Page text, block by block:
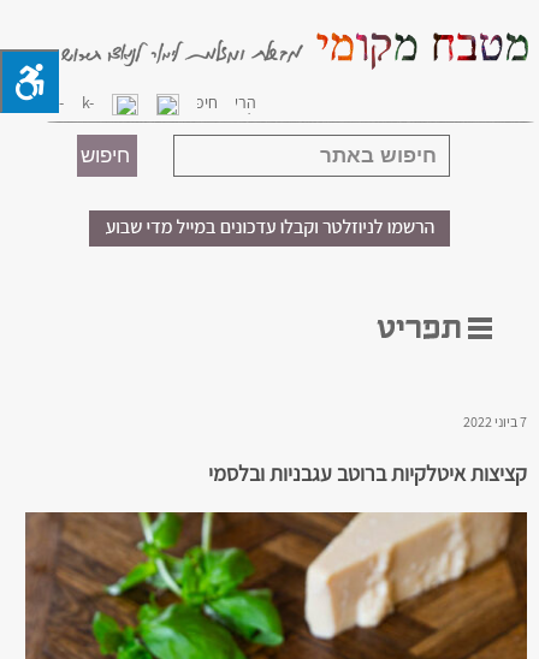
7 ביוני 2022
קציצות איטלקיות ברוטב עגבניות ובלסמי